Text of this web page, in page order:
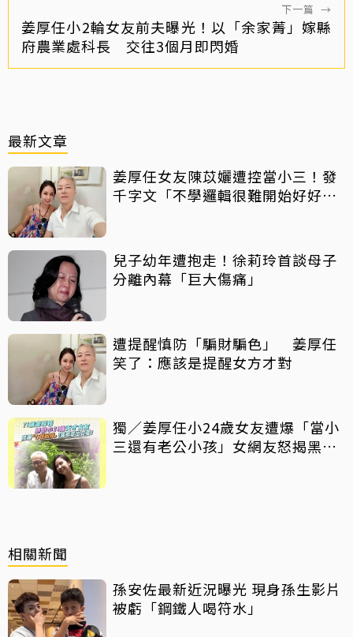
下一篇 →
姜厚任小2輪女友前夫曝光！以「余家菁」嫁縣
府農業處科長 交往3個月即閃婚
最新文章
姜厚任女友陳苡孋遭控當小三！發
千字文「不學邏輯很難開始好好
兒子幼年遭抱走！徐莉玲首談母子
分離內幕「巨大傷痛」
遭提醒慎防「騙財騙色」 姜厚任
笑了：應該是提醒女方才對
獨／姜厚任小24歲女友遭爆「當小
三還有老公小孩」女網友怒揭黑歷
相關新聞
孫安佐最新近況曝光 現身孫生影片
被虧「鋼鐵人喝符水」